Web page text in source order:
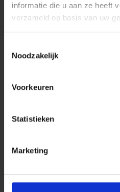
informatie die u aan ze heeft
verzameld op basis van uw
Noodzakelijk
Voorkeuren
Statistieken
Marketing
één login
Citrix-omgeving te vervangen.
soepel werkende applicaties en